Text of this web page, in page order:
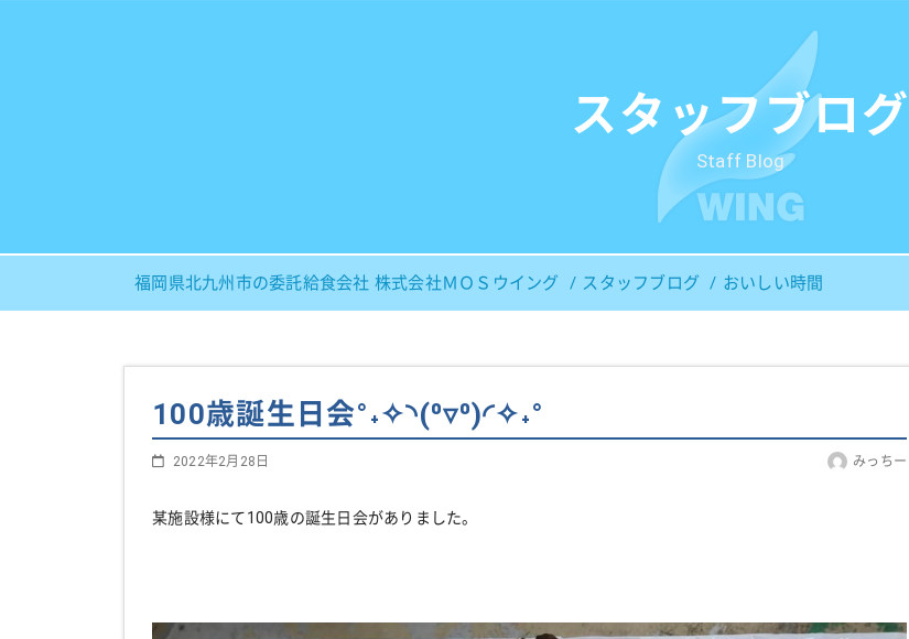
スタッフブログ
Staff Blog
福岡県北九州市の委託給食会社 株式会社ＭＯＳウイング スタッフブログ おいしい時間
100歳誕生日会°˖✧◝(⁰▿⁰)◜✧˖°
2022年2月28日 みっちー
某施設様にて100歳の誕生日会がありました。